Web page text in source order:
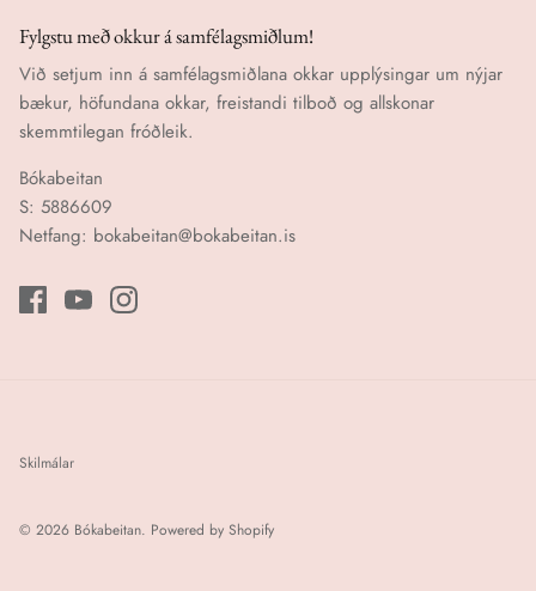
Fylgstu með okkur á samfélagsmiðlum!
Við setjum inn á samfélagsmiðlana okkar upplýsingar um nýjar
bækur, höfundana okkar, freistandi tilboð og allskonar
skemmtilegan fróðleik.
Bókabeitan
S: 5886609
Netfang: bokabeitan@bokabeitan.is
Skilmálar
© 2026 Bókabeitan. Powered by Shopify